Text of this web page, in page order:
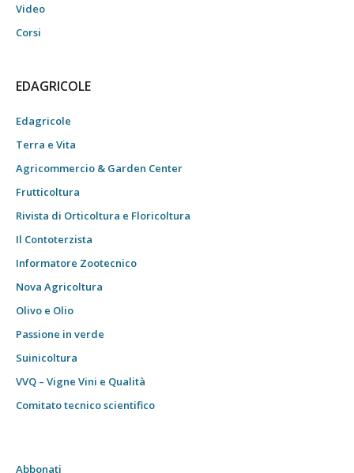
Video
Corsi
EDAGRICOLE
Edagricole
Terra e Vita
Agricommercio & Garden Center
Frutticoltura
Rivista di Orticoltura e Floricoltura
Il Contoterzista
Informatore Zootecnico
Nova Agricoltura
Olivo e Olio
Passione in verde
Suinicoltura
VVQ – Vigne Vini e Qualità
Comitato tecnico scientifico
Abbonati